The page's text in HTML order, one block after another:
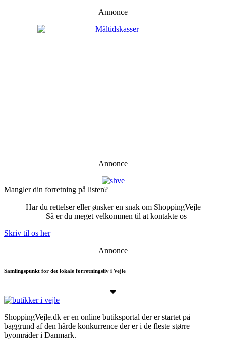
Annonce
Annonce
Mangler din forretning på listen?
Har du rettelser eller ønsker en snak om ShoppingVejle
– Så er du meget velkommen til at kontakte os
Skriv til os her
Annonce
Samlingspunkt for det lokale forretningsliv i Vejle
ShoppingVejle.dk er en online butiks­portal der er startet på
baggrund af den hårde konkurrence der er i de fleste større
byområder i Danmark.